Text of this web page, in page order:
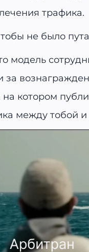
трафика.
не было
модель
за
на котором
между тобой